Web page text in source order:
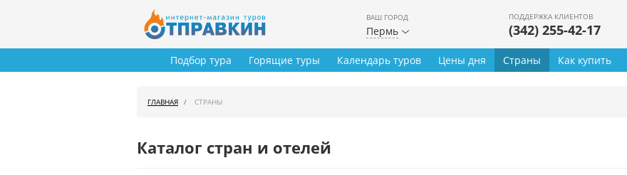
ВАШ ГОРОД
Пермь
ПОДДЕРЖКА КЛИЕНТОВ
(342) 255-42-17
Подбор тура Горящие туры Календарь туров Цены дня Страны Как купить
ГЛАВНАЯ СТРАНЫ
Каталог стран и отелей